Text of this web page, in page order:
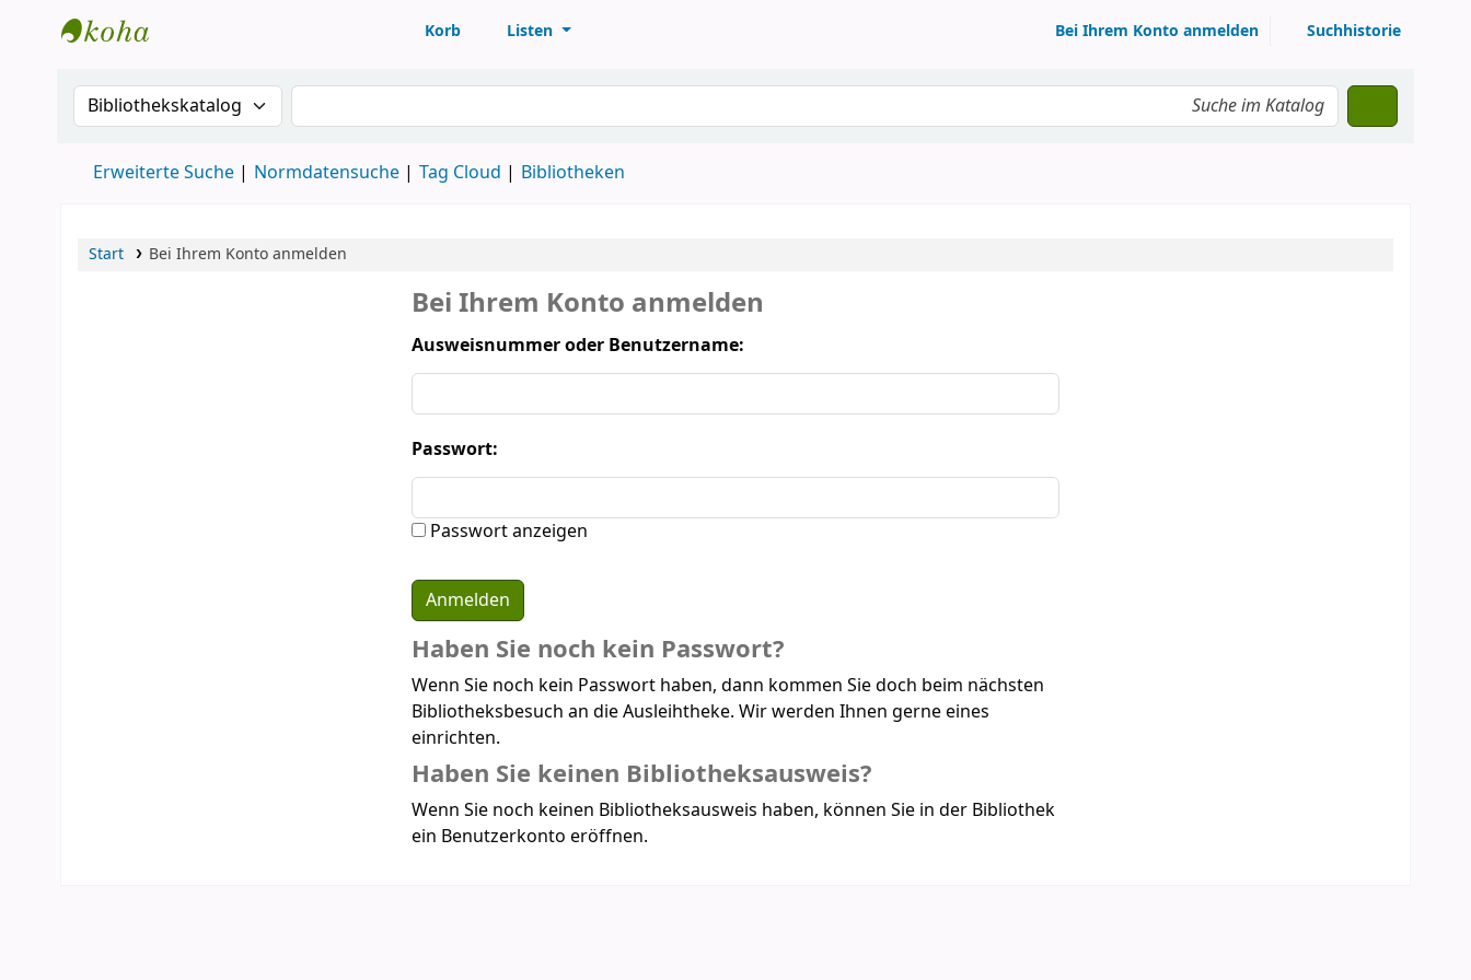
Korb Listen Bei Ihrem Konto anmelden Suchhistorie
Suche im Katalog nach:Suche im Katalog
Erweiterte Suche Normdatensuche Tag Cloud Bibliotheken
Start Bei Ihrem Konto anmelden
Bei Ihrem Konto anmelden
Ausweisnummer oder Benutzername:
Passwort:
Passwort anzeigen
Haben Sie noch kein Passwort?
Wenn Sie noch kein Passwort haben, dann kommen Sie doch beim nächsten
Bibliotheksbesuch an die Ausleihtheke. Wir werden Ihnen gerne eines
einrichten.
Haben Sie keinen Bibliotheksausweis?
Wenn Sie noch keinen Bibliotheksausweis haben, können Sie in der Bibliothek
ein Benutzerkonto eröffnen.